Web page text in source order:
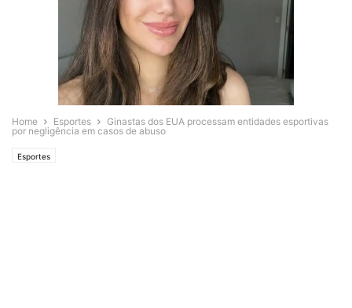
Home Esportes
Ginastas dos EUA processam entidades esportivas
por negligência em casos de abuso
Esportes